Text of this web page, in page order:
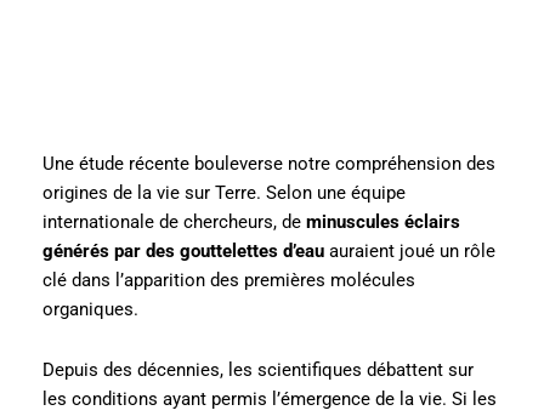
Une étude récente bouleverse notre compréhension des
origines de la vie sur Terre. Selon une équipe
internationale de chercheurs, de minuscules éclairs
générés par des gouttelettes d’eau auraient joué un rôle
clé dans l’apparition des premières molécules
organiques.
Depuis des décennies, les scientifiques débattent sur
les conditions ayant permis l’émergence de la vie. Si les